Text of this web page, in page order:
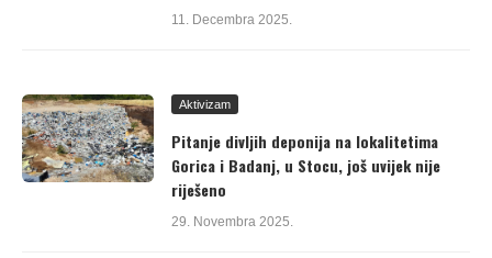
11. Decembra 2025.
Aktivizam
Pitanje divljih deponija na lokalitetima
Gorica i Badanj, u Stocu, još uvijek nije
riješeno
29. Novembra 2025.